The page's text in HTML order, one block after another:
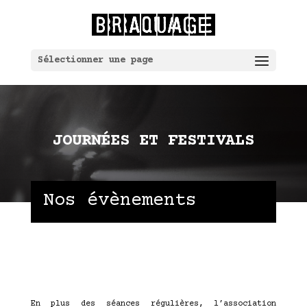
Sélectionner une page
JOURNÉES ET FESTIVALS
Nos évènements
En plus des séances régulières, l’association